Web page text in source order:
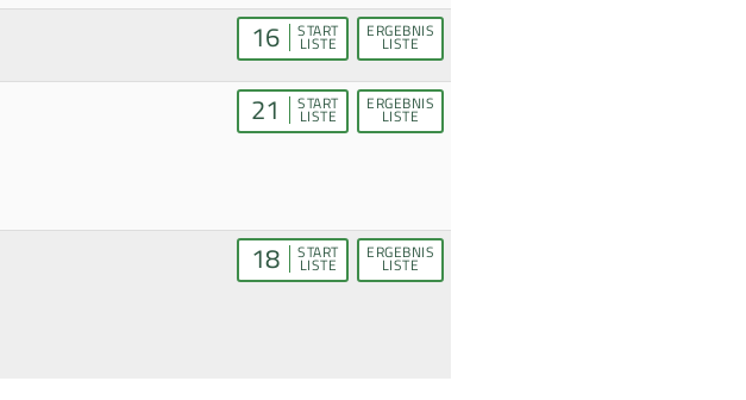
16 START
LISTE
ERGEBNIS
LISTE
21 START
LISTE
ERGEBNIS
LISTE
18 START
LISTE
ERGEBNIS
LISTE